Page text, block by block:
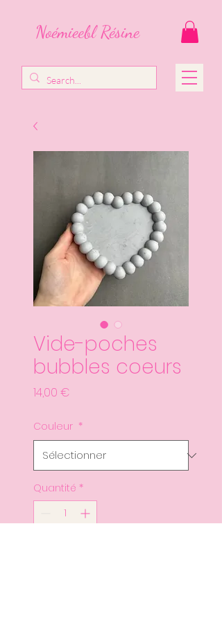
Noémieebl Résine
Vide-poches
bubbles coeurs
14,00 €
Couleur *
Quantité *